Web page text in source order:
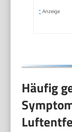
* Anzeige
Häufig